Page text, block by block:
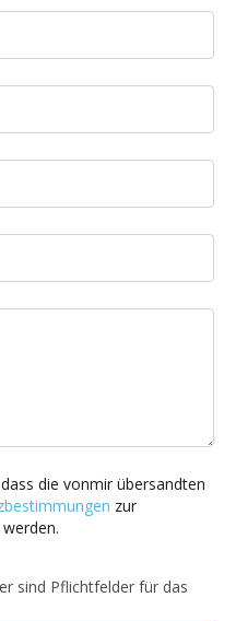
die vonmir übersandten
zur
sind Pflichtfelder für das